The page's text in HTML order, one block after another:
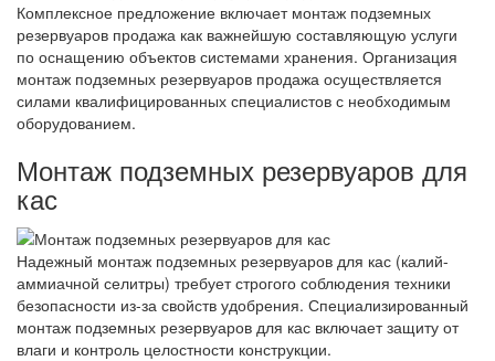
Комплексное предложение включает монтаж подземных
резервуаров продажа как важнейшую составляющую услуги
по оснащению объектов системами хранения. Организация
монтаж подземных резервуаров продажа осуществляется
силами квалифицированных специалистов с необходимым
оборудованием.
Монтаж подземных резервуаров для
кас
Надежный монтаж подземных резервуаров для кас (калий-
аммиачной селитры) требует строгого соблюдения техники
безопасности из-за свойств удобрения. Специализированный
монтаж подземных резервуаров для кас включает защиту от
влаги и контроль целостности конструкции.